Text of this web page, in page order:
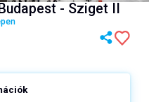
- Sziget II